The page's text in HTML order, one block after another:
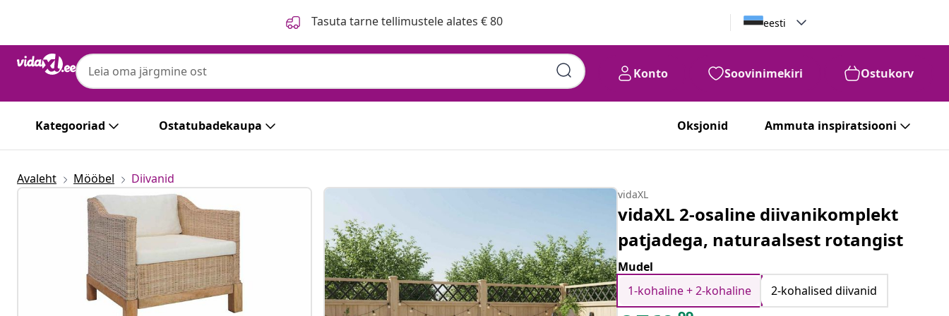
Tasuta tarne tellimustele alates € 80 eesti
Konto Soovinimekiri Ostukorv
Kategooriad Ostatubadekaupa Oksjonid Ammuta inspiratsiooni
Avaleht Mööbel Diivanid
vidaXL
vidaXL 2-osaline diivanikomplekt
patjadega, naturaalsest rotangist
Mudel
1-kohaline + 2-kohaline
2-kohalised diivanid